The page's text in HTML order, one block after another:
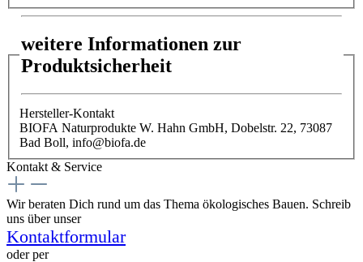
weitere Informationen zur
Produktsicherheit
Hersteller-Kontakt
BIOFA Naturprodukte W. Hahn GmbH, Dobelstr. 22, 73087
Bad Boll, info@biofa.de
Kontakt & Service
Wir beraten Dich rund um das Thema ökologisches Bauen. Schreib
uns über unser
Kontaktformular
oder per